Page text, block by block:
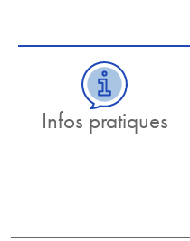
Infos pratiques